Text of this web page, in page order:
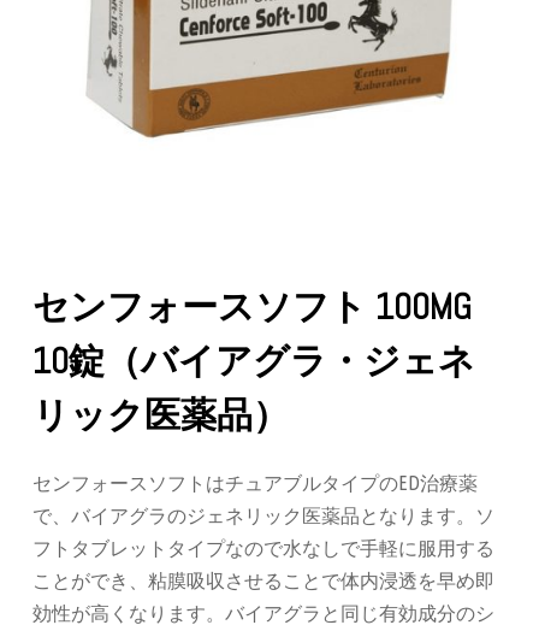
センフォースソフト 100MG
10錠（バイアグラ・ジェネ
リック医薬品）
センフォースソフトはチュアブルタイプのED治療薬
で、バイアグラのジェネリック医薬品となります。ソ
フトタブレットタイプなので水なしで手軽に服用する
ことができ、粘膜吸収させることで体内浸透を早め即
効性が高くなります。バイアグラと同じ有効成分のシ